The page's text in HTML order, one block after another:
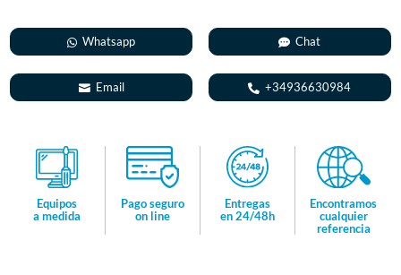
i
v
e
:
Whatsapp Chat
Email +34936630984
Equipos
a medida
Pago seguro
on line
Entregas
en 24/48h
Encontramos
cualquier
referencia